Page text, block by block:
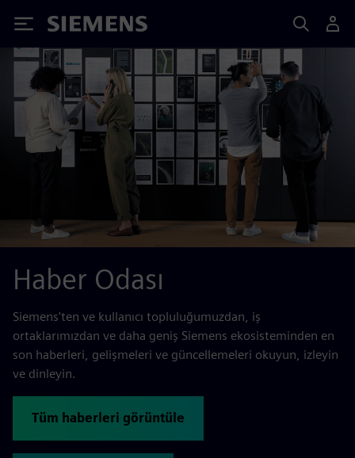
Siemens
Haber Odası
Siemens'ten ve kullanıcı topluluğumuzdan, iş
ortaklarımızdan ve daha geniş Siemens ekosisteminden en
son haberleri, gelişmeleri ve güncellemeleri okuyun, izleyin
ve dinleyin.
Tüm haberleri görüntüle